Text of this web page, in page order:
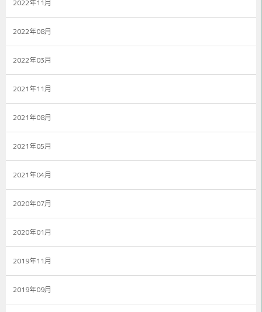
2022年11月
2022年08月
2022年03月
2021年11月
2021年08月
2021年05月
2021年04月
2020年07月
2020年01月
2019年11月
2019年09月